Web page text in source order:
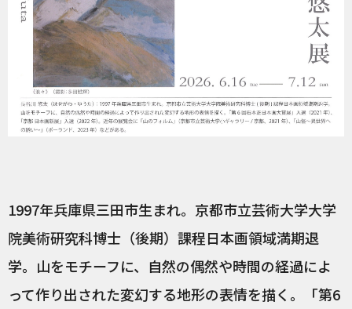
1997年兵庫県三田市生まれ。京都市立芸術大学大学
院美術研究科博士（後期）課程日本画領域満期退
学。山をモチーフに、自然の偶然や時間の経過によ
って作り出された変幻する地形の表情を描く。「第6